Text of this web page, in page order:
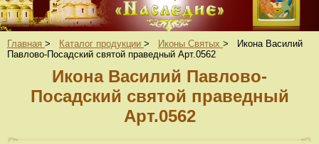
Главная > Каталог продукции > Иконы Святых >
Икона Василий
Павлово-Посадский святой праведный Арт.0562
Икона Василий Павлово-
Посадский святой праведный
Арт.0562